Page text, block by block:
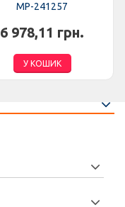
MP-241257
6 978,11 грн.
У КОШИК